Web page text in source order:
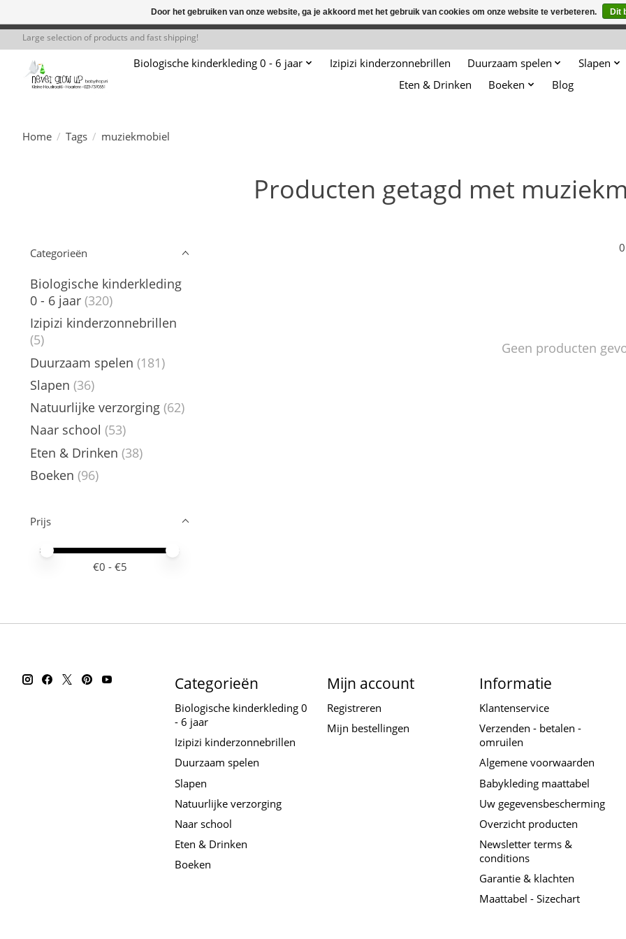
Large selection of products and fast shipping!
Biologische kinderkleding 0 - 6 jaar Izipizi kinderzonnebrillen Duurzaam spelen Slapen
Eten & Drinken
Boeken Blog
Home / Tags / muziekmobiel
Producten getagd met
Categorieën
Biologische kinderkleding
0 - 6 jaar (320)
Izipizi kinderzonnebrillen
(5)
Duurzaam spelen (181)
Slapen (36)
Natuurlijke verzorging (62)
Naar school (53)
Eten & Drinken (38)
Boeken (96)
Prijs
Minimale prijswaarde
Price maximum value
€0 - €5
Geen producten
Categorieën
Biologische kinderkleding 0
- 6 jaar
Izipizi kinderzonnebrillen
Duurzaam spelen
Slapen
Natuurlijke verzorging
Naar school
Eten & Drinken
Boeken
Mijn account
Registreren
Mijn bestellingen
Informatie
Klantenservice
Verzenden - betalen -
omruilen
Algemene voorwaarden
Babykleding maattabel
Uw gegevensbescherming
Overzicht producten
Newsletter terms &
conditions
Garantie & klachten
Maattabel - Sizechart
Door het gebruiken van onze website, ga je akkoord met het gebruik van cookies om onze website te verbeteren. Dit
← Keer terug naar de backofficeDeze winkel is in aanbouw. Eventueel geplaatste orders zullen niet